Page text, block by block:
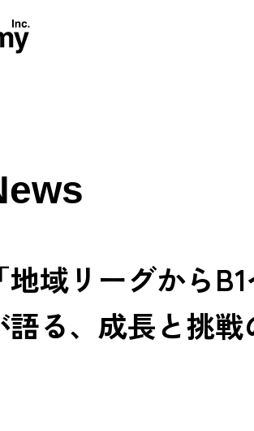
「地域リーグから
語る、成長と挑戦